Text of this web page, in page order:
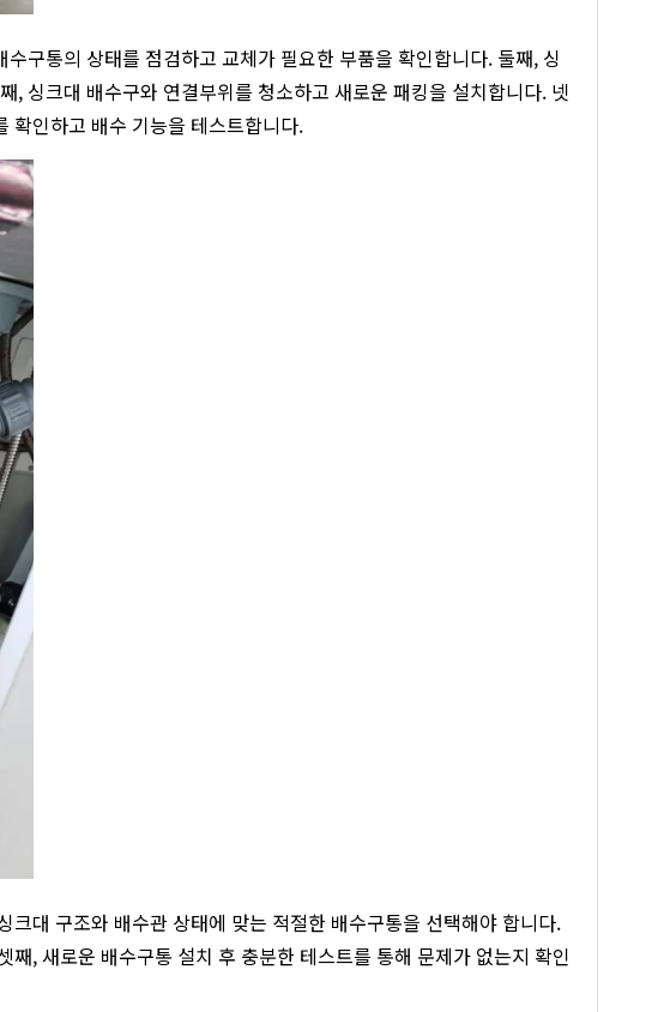
구통의 상태를 점검하고 교체가 필요한 부품을 확인합니다. 둘째, 싱
, 싱크대 배수구와 연결부위를 청소하고 새로운 패킹을 설치합니다. 넷
확인하고 배수 기능을 테스트합니다.
대 구조와 배수관 상태에 맞는 적절한 배수구통을 선택해야 합니다.
, 새로운 배수구통 설치 후 충분한 테스트를 통해 문제가 없는지 확인